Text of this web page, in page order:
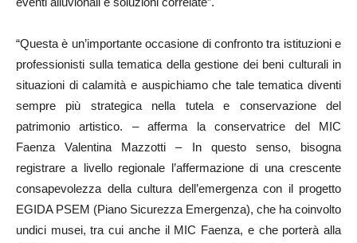
“Questa è un’importante occasione di confronto tra istituzioni e
professionisti sulla tematica della gestione dei beni culturali in
situazioni di calamità e auspichiamo che tale tematica diventi
sempre più strategica nella tutela e conservazione del
patrimonio artistico. – afferma la conservatrice del MIC
Faenza Valentina Mazzotti – In questo senso, bisogna
registrare a livello regionale l’affermazione di una crescente
consapevolezza della cultura dell’emergenza con il progetto
EGIDA PSEM (Piano Sicurezza Emergenza), che ha coinvolto
undici musei, tra cui anche il MIC Faenza, e che porterà alla